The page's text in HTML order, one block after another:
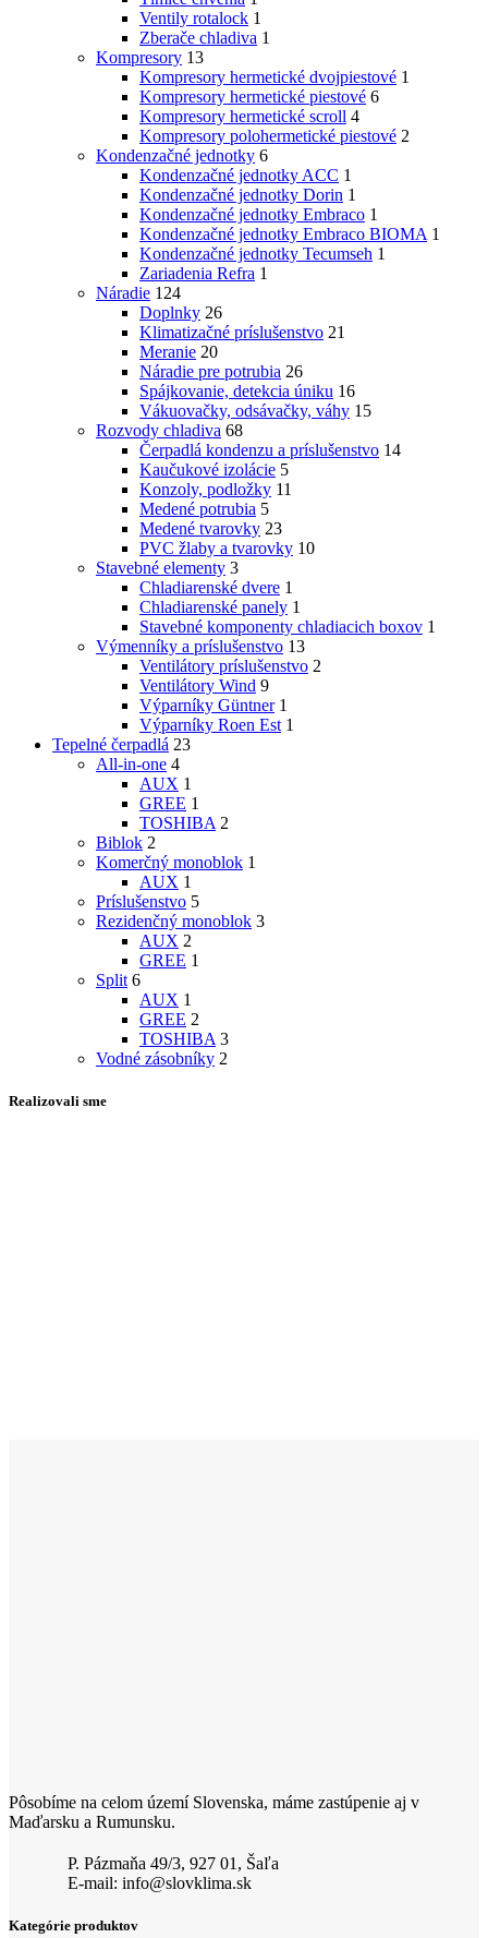
Ventily rotalock 1
Zberače chladiva 1
Kompresory 13
Kompresory hermetické dvojpiestové 1
Kompresory hermetické piestové 6
Kompresory hermetické scroll 4
Kompresory polohermetické piestové 2
Kondenzačné jednotky 6
Kondenzačné jednotky ACC 1
Kondenzačné jednotky Dorin 1
Kondenzačné jednotky Embraco 1
Kondenzačné jednotky Embraco BIOMA 1
Kondenzačné jednotky Tecumseh 1
Zariadenia Refra 1
Náradie 124
Doplnky 26
Klimatizačné príslušenstvo 21
Meranie 20
Náradie pre potrubia 26
Spájkovanie, detekcia úniku 16
Vákuovačky, odsávačky, váhy 15
Rozvody chladiva 68
Čerpadlá kondenzu a príslušenstvo 14
Kaučukové izolácie 5
Konzoly, podložky 11
Medené potrubia 5
Medené tvarovky 23
PVC žlaby a tvarovky 10
Stavebné elementy 3
Chladiarenské dvere 1
Chladiarenské panely 1
Stavebné komponenty chladiacich boxov 1
Výmenníky a príslušenstvo 13
Ventilátory príslušenstvo 2
Ventilátory Wind 9
Výparníky Güntner 1
Výparníky Roen Est 1
Tepelné čerpadlá 23
All-in-one 4
AUX 1
GREE 1
TOSHIBA 2
Biblok 2
Komerčný monoblok 1
AUX 1
Príslušenstvo 5
Rezidenčný monoblok 3
AUX 2
GREE 1
Split 6
AUX 1
GREE 2
TOSHIBA 3
Vodné zásobníky 2
Realizovali sme
Pôsobíme na celom území Slovenska, máme zastúpenie aj v
Maďarsku a Rumunsku.
P. Pázmaňa 49/3, 927 01, Šaľa
E-mail: info@slovklima.sk
Kategórie produktov